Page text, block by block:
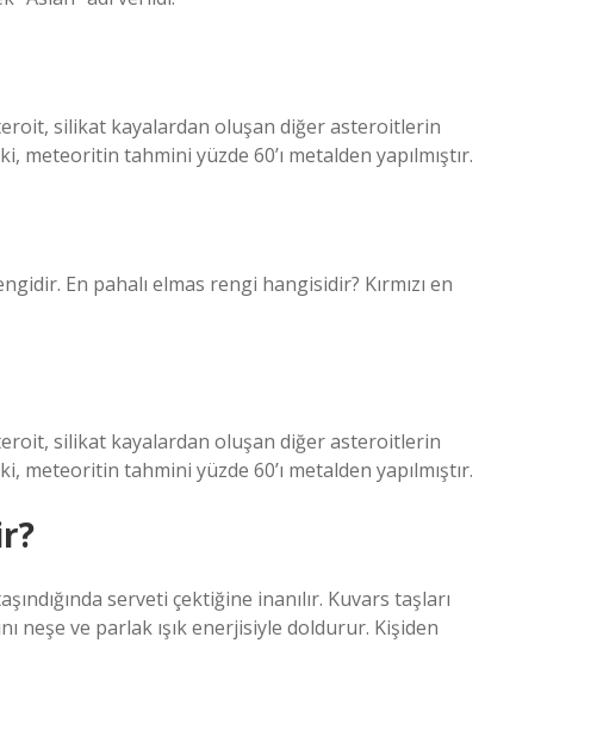
silikat kayalardan oluşan diğer asteroitlerin
tahmini yüzde 60’ı metalden yapılmıştır.
En pahalı elmas rengi hangisidir? Kırmızı en
silikat kayalardan oluşan diğer asteroitlerin
tahmini yüzde 60’ı metalden yapılmıştır.
serveti çektiğine inanılır. Kuvars taşları
neşe ve parlak ışık enerjisiyle doldurur. Kişiden